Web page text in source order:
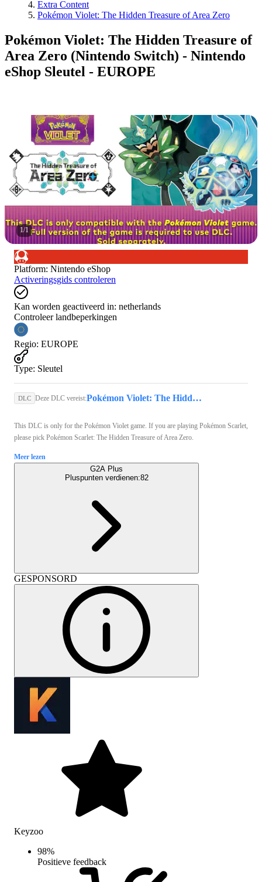
Extra Content
Pokémon Violet: The Hidden Treasure of Area Zero
Pokémon Violet: The Hidden Treasure of
Area Zero (Nintendo Switch) - Nintendo
eShop Sleutel - EUROPE
1/1
Platform: Nintendo eShop
Activeringsgids controleren
Kan worden geactiveerd in: netherlands
Controleer landbeperkingen
Regio: EUROPE
Type: Sleutel
DLC Deze DLC vereist: Pokémon Violet: The Hidden Treasure of Area Zero (Nintendo Switch) - Nintendo eShop Key - GLOBAL
This DLC is only for the Pokémon Violet game. If you are playing Pokémon Scarlet,
please pick Pokémon Scarlet: The Hidden Treasure of Area Zero.
Meer lezen
G2A Plus
Pluspunten verdienen:82
GESPONSORD
Keyzoo
98%
Positieve feedback